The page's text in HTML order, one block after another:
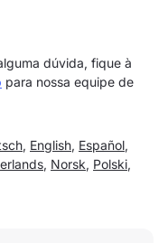
dúvida, fique à
para nossa equipe de
, English, Español,
, Norsk, Polski,